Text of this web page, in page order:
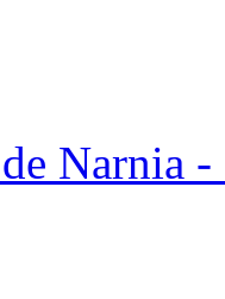
Narnia